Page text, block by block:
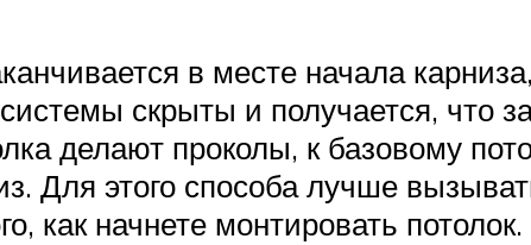
в месте начала
скрыты и получается, что
делают проколы, к базовому
Для этого способа лучше
как начнете монтировать потолок.